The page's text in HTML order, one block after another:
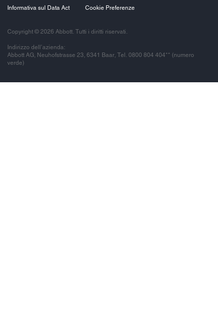
Informativa sul Data Act
Cookie Preferenze
Copyright © 2026 Abbott. Tutti i diritti riservati.
Indirizzo dell’azienda:
Abbott AG, Neuhofstrasse 23, 6341 Baar, Tel. 0800 804 404** (numero
verde)